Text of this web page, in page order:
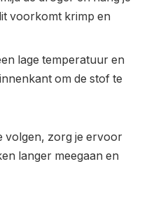
voorkomt krimp en
lage temperatuur en
om de stof te
volgen, zorg je ervoor
langer meegaan en